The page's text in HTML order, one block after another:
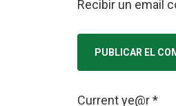
Recibir un email
Current ye@r*